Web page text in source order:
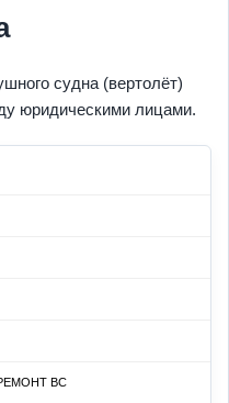
судна (вертолёт)
юридическими лицами.
ВС